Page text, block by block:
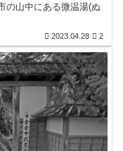
の山中にある微温湯(ぬ
2023.04.28 2